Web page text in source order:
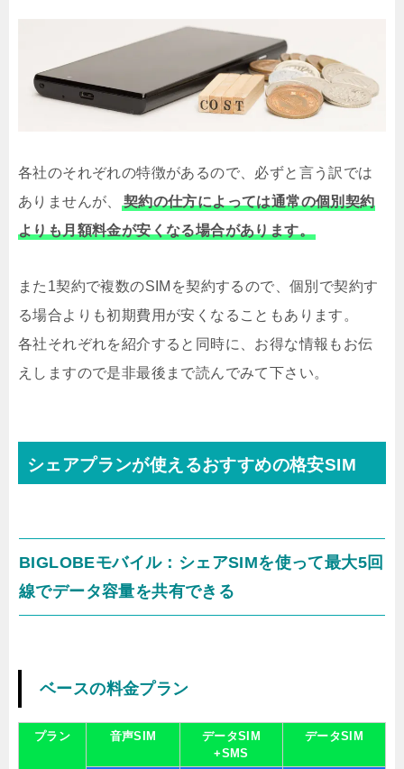
各社のそれぞれの特徴があるので、必ずと言う訳では
ありませんが、
契約の仕方によっては通常の個別契約
よりも月額料金が安くなる場合があります。
また1契約で複数のSIMを契約するので、個別で契約す
る場合よりも初期費用が安くなることもあります。
各社それぞれを紹介すると同時に、お得な情報もお伝
えしますので是非最後まで読んでみて下さい。
シェアプランが使えるおすすめの格安SIM
BIGLOBEモバイル：シェアSIMを使って最大5回
線でデータ容量を共有できる
ベースの料金プラン
プラン 音声SIM
データSIM
+SMS
データSIM